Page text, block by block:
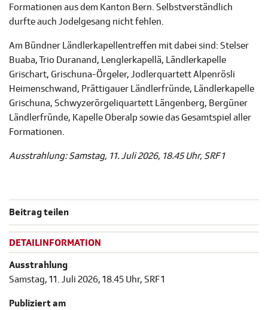
Formationen aus dem Kanton Bern. Selbstverständlich
durfte auch Jodelgesang nicht fehlen.
Am Bündner Ländlerkapellentreffen mit dabei sind: Stelser
Buaba, Trio Duranand, Lenglerkapellä, Ländlerkapelle
Grischart, Grischuna-Örgeler, Jodlerquartett Alpenrösli
Heimenschwand, Prättigauer Ländlerfründe, Ländlerkapelle
Grischuna, Schwyzerörgeliquartett Längenberg, Bergüner
Ländlerfründe, Kapelle Oberalp sowie das Gesamtspiel aller
Formationen.
Ausstrahlung: Samstag, 11. Juli 2026, 18.45 Uhr, SRF 1
Beitrag teilen
DETAILINFORMATION
Ausstrahlung
Samstag, 11. Juli 2026, 18.45 Uhr, SRF 1
Publiziert am